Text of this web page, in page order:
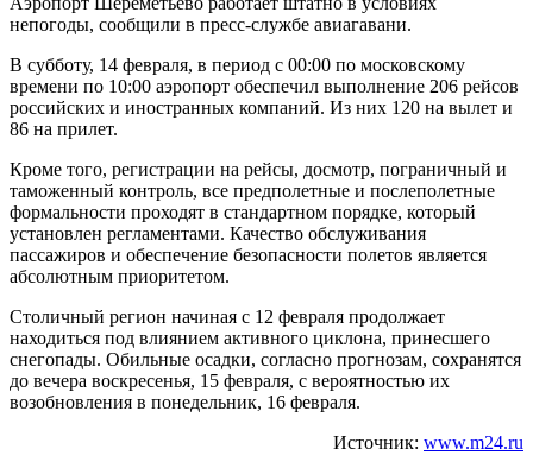
непогоды, сообщили в пресс-службе авиагавани.
В субботу, 14 февраля, в период с 00:00 по московскому
времени по 10:00 аэропорт обеспечил выполнение 206 рейсов
российских и иностранных компаний. Из них 120 на вылет и
86 на прилет.
Кроме того, регистрации на рейсы, досмотр, пограничный и
таможенный контроль, все предполетные и послеполетные
формальности проходят в стандартном порядке, который
установлен регламентами. Качество обслуживания
пассажиров и обеспечение безопасности полетов является
абсолютным приоритетом.
Столичный регион начиная с 12 февраля продолжает
находиться под влиянием активного циклона, принесшего
снегопады. Обильные осадки, согласно прогнозам, сохранятся
до вечера воскресенья, 15 февраля, с вероятностью их
возобновления в понедельник, 16 февраля.
Источник: www.m24.ru